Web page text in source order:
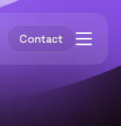
Contact